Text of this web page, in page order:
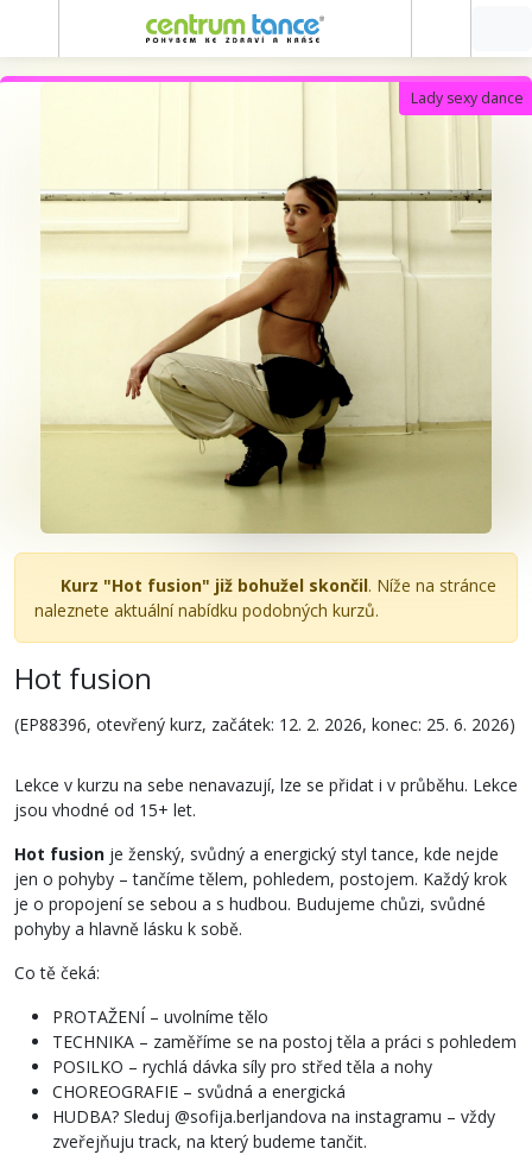
Lady sexy dance
Kurz "Hot fusion" již bohužel skončil. Níže na stránce
naleznete aktuální nabídku podobných kurzů.
Hot fusion
(EP88396, otevřený kurz, začátek: 12. 2. 2026, konec: 25. 6. 2026)
Lekce v kurzu na sebe nenavazují, lze se přidat i v průběhu. Lekce
jsou vhodné od 15+ let.
Hot fusion je ženský, svůdný a energický styl tance, kde nejde
jen o pohyby – tančíme tělem, pohledem, postojem. Každý krok
je o propojení se sebou a s hudbou. Budujeme chůzi, svůdné
pohyby a hlavně lásku k sobě.
Co tě čeká:
PROTAŽENÍ – uvolníme tělo
TECHNIKA – zaměříme se na postoj těla a práci s pohledem
POSILKO – rychlá dávka síly pro střed těla a nohy
CHOREOGRAFIE – svůdná a energická
HUDBA? Sleduj @sofija.berljandova na instagramu – vždy
zveřejňuju track, na který budeme tančit.